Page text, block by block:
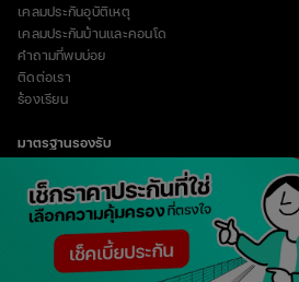
เคลมประกันอุบัติเหตุ
เคลมประกันบ้านและคอนโด
คำถามที่พบบ่อย
ติดต่อเรา
ร้องเรียน
มาตรฐานรองรับ
© Copyright 2023 บริษัท อินชัวร์เวิร์ส จำกัด (มหาชน)